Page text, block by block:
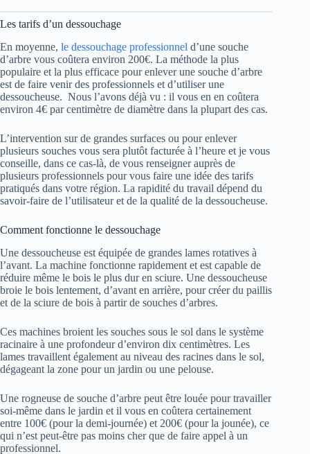
Les tarifs d’un dessouchage
En moyenne, le dessouchage professionnel d’une souche
d’arbre vous coûtera environ 200€. La méthode la plus
populaire et la plus efficace pour enlever une souche d’arbre
est de faire venir des professionnels et d’utiliser une
dessoucheuse. Nous l’avons déjà vu : il vous en en coûtera
environ 4€ par centimètre de diamètre dans la plupart des cas.
L’intervention sur de grandes surfaces ou pour enlever
plusieurs souches vous sera plutôt facturée à l’heure et je vous
conseille, dans ce cas-là, de vous renseigner auprès de
plusieurs professionnels pour vous faire une idée des tarifs
pratiqués dans votre région. La rapidité du travail dépend du
savoir-faire de l’utilisateur et de la qualité de la dessoucheuse.
Comment fonctionne le dessouchage
Une dessoucheuse est équipée de grandes lames rotatives à
l’avant. La machine fonctionne rapidement et est capable de
réduire même le bois le plus dur en sciure. Une dessoucheuse
broie le bois lentement, d’avant en arrière, pour créer du paillis
et de la sciure de bois à partir de souches d’arbres.
Ces machines broient les souches sous le sol dans le système
racinaire à une profondeur d’environ dix centimètres. Les
lames travaillent également au niveau des racines dans le sol,
dégageant la zone pour un jardin ou une pelouse.
Une rogneuse de souche d’arbre peut être louée pour travailler
soi-même dans le jardin et il vous en coûtera certainement
entre 100€ (pour la demi-journée) et 200€ (pour la jounée), ce
qui n’est peut-être pas moins cher que de faire appel à un
professionnel.